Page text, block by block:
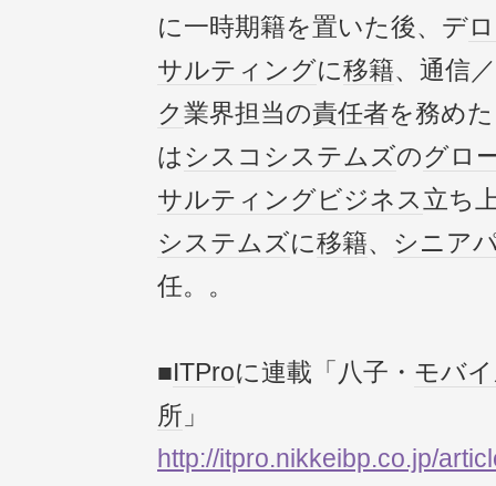
に一時期籍を置いた後、デ
サルティングに移籍、通信／
ク業界担当の責任者を務め
はシスコシステムズのグロ
サルティングビジネス立ち
システムズに移籍、 シニア
任。。
■ITProに連載「八子・ モバ
所 」
http://itpro.nikkeibp.co.jp/